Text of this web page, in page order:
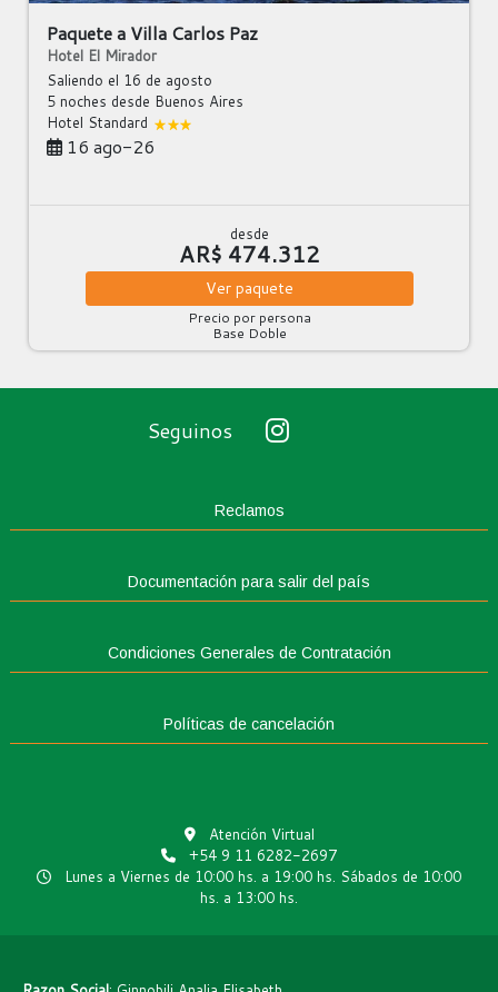
Paquete a Villa Carlos Paz
Hotel El Mirador
Saliendo el 16 de agosto
5 noches desde Buenos Aires
Hotel Standard
16 ago-26
desde
AR$ 474.312
Ver paquete
Precio por persona
Base Doble
Seguinos
Reclamos
Documentación para salir del país
Condiciones Generales de Contratación
Políticas de cancelación
Atención Virtual
+54 9 11 6282-2697
Lunes a Viernes de 10:00 hs. a 19:00 hs. Sábados de 10:00
hs. a 13:00 hs.